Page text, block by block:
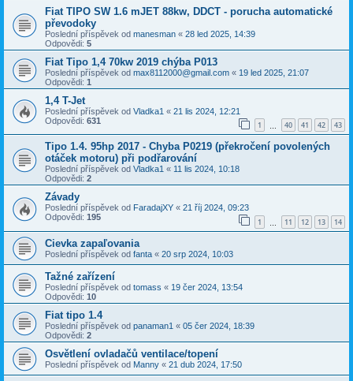
Fiat TIPO SW 1.6 mJET 88kw, DDCT - porucha automatické
převodoky
Poslední příspěvek od manesman « 28 led 2025, 14:39
Odpovědi: 5
Fiat Tipo 1,4 70kw 2019 chýba P013
Poslední příspěvek od max8112000@gmail.com « 19 led 2025, 21:07
Odpovědi: 1
1,4 T-Jet
Poslední příspěvek od Vladka1 « 21 lis 2024, 12:21
Odpovědi: 631 1 40 41 42 43
Tipo 1.4. 95hp 2017 - Chyba P0219 (překročení povolených
otáček motoru) při podřarování
Poslední příspěvek od Vladka1 « 11 lis 2024, 10:18
Odpovědi: 2
Závady
Poslední příspěvek od FaradajXY « 21 říj 2024, 09:23
Odpovědi: 195 1 11 12 13 14
Cievka zapaľovania
Poslední příspěvek od fanta « 20 srp 2024, 10:03
Tažné zařízení
Poslední příspěvek od tomass « 19 čer 2024, 13:54
Odpovědi: 10
Fiat tipo 1.4
Poslední příspěvek od panaman1 « 05 čer 2024, 18:39
Odpovědi: 2
Osvětlení ovladačů ventilace/topení
Poslední příspěvek od Manny « 21 dub 2024, 17:50